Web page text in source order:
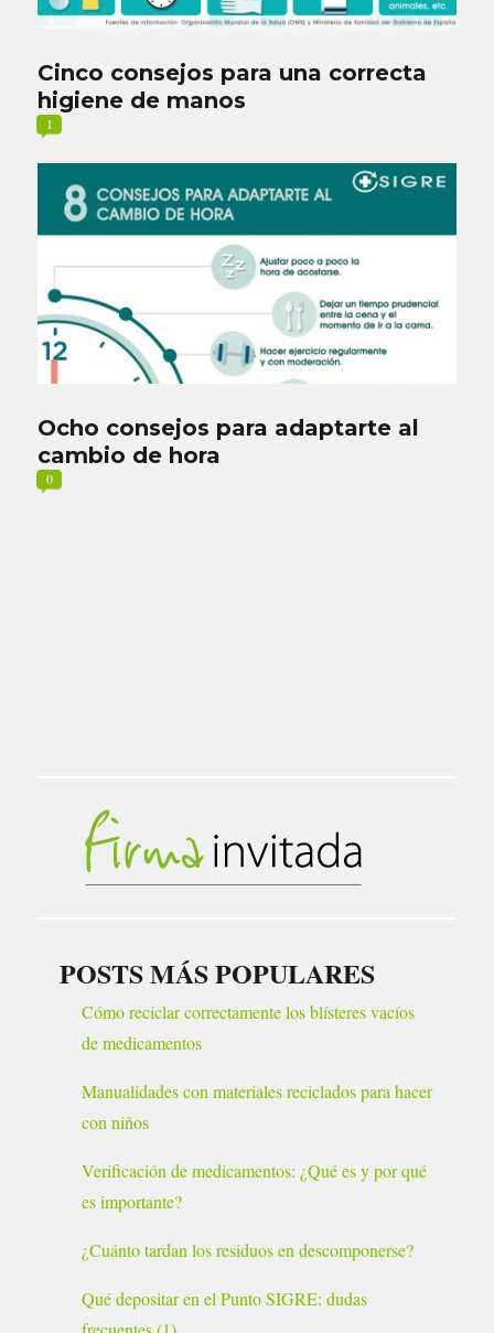
Cinco consejos para una correcta
higiene de manos
1
Ocho consejos para adaptarte al
cambio de hora
0
POSTS MÁS POPULARES
Cómo reciclar correctamente los blísteres vacíos
de medicamentos
Manualidades con materiales reciclados para hacer
con niños
Verificación de medicamentos: ¿Qué es y por qué
es importante?
¿Cuánto tardan los residuos en descomponerse?
Qué depositar en el Punto SIGRE: dudas